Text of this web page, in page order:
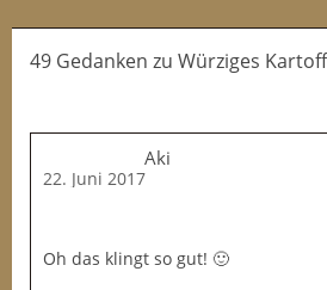
49 Gedanken zu Würziges
Aki
22. Juni 2017
Oh das klingt so gut! 🙂